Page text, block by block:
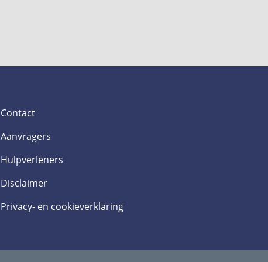
Contact
Aanvragers
Hulpverleners
Disclaimer
Privacy- en cookieverklaring